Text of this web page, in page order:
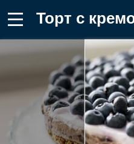
Торт с кремом и